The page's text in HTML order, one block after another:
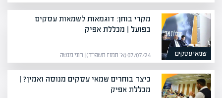
שמאי עסקים
מקרי בוחן: דוגמאות לשמאות עסקים
בפועל | מכללת אפיק
07/07/24 (א׳ תמוז תשפ״ד) | רוני מנשה
כיצד בוחרים שמאי עסקים מנוסה ואמין? |
מכללת אפיק